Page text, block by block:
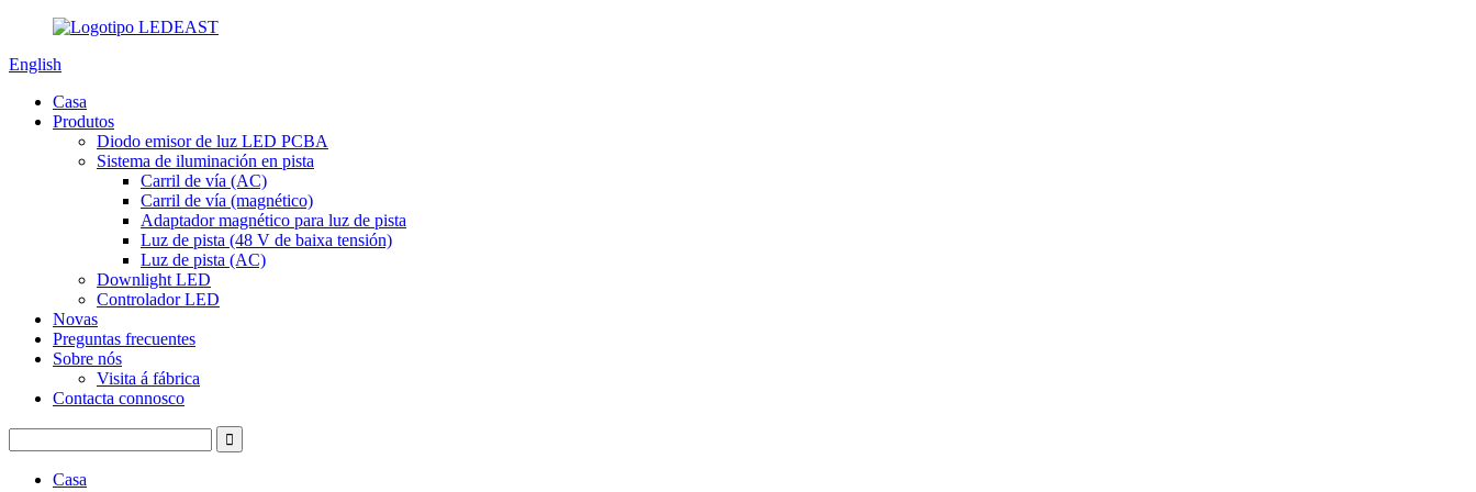
English
Casa
Produtos
Diodo emisor de luz LED PCBA
Sistema de iluminación en pista
Carril de vía (AC)
Carril de vía (magnético)
Adaptador magnético para luz de pista
Luz de pista (48 V de baixa tensión)
Luz de pista (AC)
Downlight LED
Controlador LED
Novas
Preguntas frecuentes
Sobre nós
Visita á fábrica
Contacta connosco
Casa